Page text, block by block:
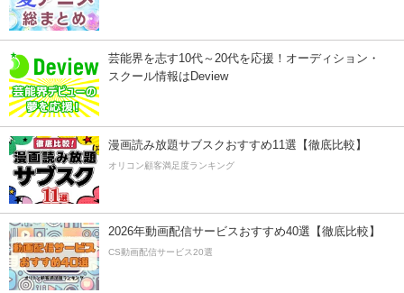
芸能界を志す10代～20代を応援！オーディション・
スクール情報はDeview
漫画読み放題サブスクおすすめ11選【徹底比較】
オリコン顧客満足度ランキング
2026年動画配信サービスおすすめ40選【徹底比較】
CS動画配信サービス20選